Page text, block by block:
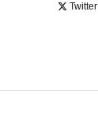
Twitter